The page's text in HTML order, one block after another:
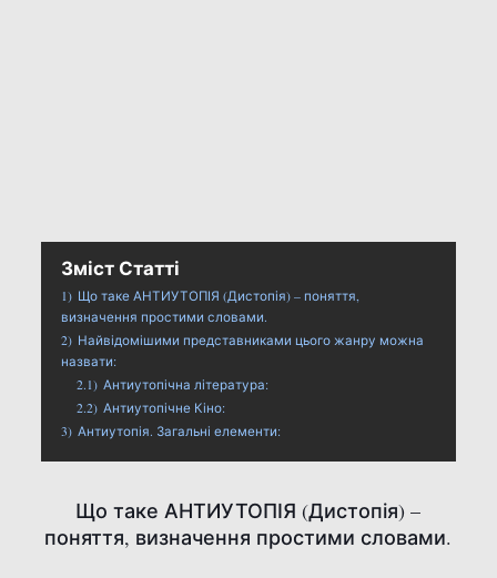
Зміст Статті
1) Що таке АНТИУТОПІЯ (Дистопія) – поняття,
визначення простими словами.
2) Найвідомішими представниками цього жанру можна
назвати:
2.1) Антиутопічна література:
2.2) Антиутопічне Кіно:
3) Антиутопія. Загальні елементи:
Що таке АНТИУТОПІЯ (Дистопія) –
поняття, визначення простими словами.